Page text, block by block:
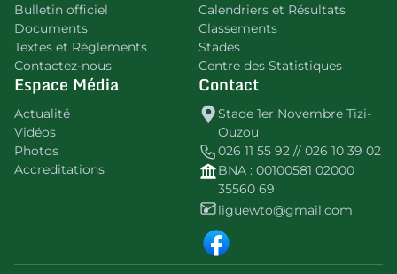
Bulletin officiel
Documents
Textes et Réglements
Contactez-nous
Calendriers et Résultats
Classements
Stades
Centre des Statistiques
Espace Média
Actualité
Vidéos
Photos
Accreditations
Contact
Stade 1er Novembre Tizi-
Ouzou
026 11 55 92 // 026 10 39 02
BNA : 00100581 02000
35560 69
liguewto@gmail.com